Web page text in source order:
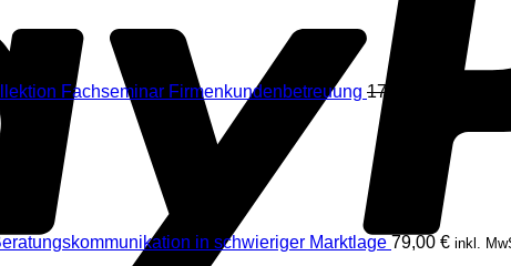
Fachseminar Firmenkundenbetreuung 178,50
war:
178,50 €
in schwieriger Marktlage 79,00 € inkl.